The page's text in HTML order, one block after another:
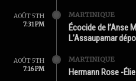
AOÛT 5TH
7:31 PM
MARTINIQUE
Écocide de l’Anse
L’Assaupamar
AOÛT 5TH
7:16 PM
MARTINIQUE
Hermann Rose -